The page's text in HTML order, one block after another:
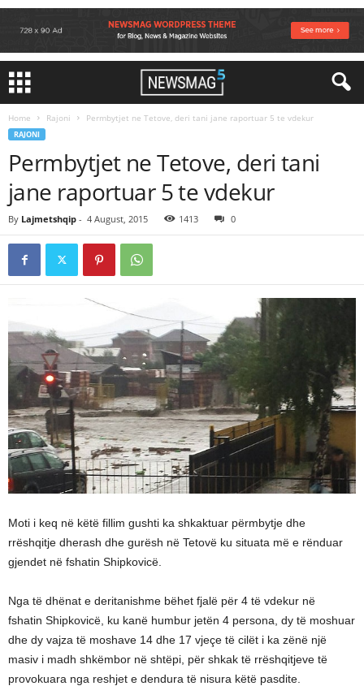
Home Rajoni Permbytjet ne Tetove, deri tani jane raportuar 5 te vdekur
RAJONI
Permbytjet ne Tetove, deri tani
jane raportuar 5 te vdekur
By Lajmetshqip - 4 August, 2015 1413 0
Moti i keq në këtë fillim gushti ka shkaktuar përmbytje dhe
rrëshqitje dherash dhe gurësh në Tetovë ku situata më e rënduar
gjendet në fshatin Shipkovicë.
Nga të dhënat e deritanishme bëhet fjalë për 4 të vdekur në
fshatin Shipkovicë, ku kanë humbur jetën 4 persona, dy të moshuar
dhe dy vajza të moshave 14 dhe 17 vjeçe të cilët i ka zënë një
masiv i madh shkëmbor në shtëpi, për shkak të rrëshqitjeve të
provokuara nga reshjet e dendura të nisura këtë pasdite.